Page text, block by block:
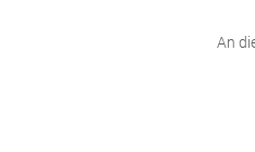
An